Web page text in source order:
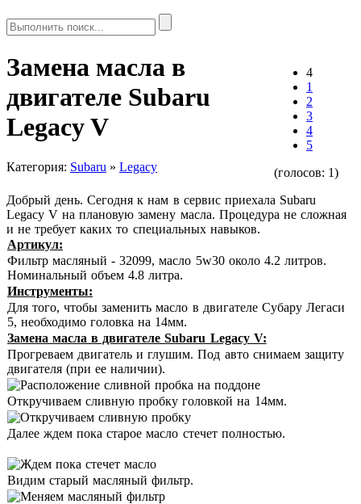
4
1
2
3
4
5
(голосов: 1)
Замена масла в
двигателе Subaru
Legacy V
Категория: Subaru » Legacy
Добрый день. Сегодня к нам в сервис приехала Subaru
Legacy V на плановую замену масла. Процедура не сложная
и не требует каких то специальных навыков.
Артикул:
Фильтр масляный - 32099, масло 5w30 около 4.2 литров.
Номинальный объем 4.8 литра.
Инструменты:
Для того, чтобы заменить масло в двигателе Субару Легаси
5, необходимо головка на 14мм.
Замена масла в двигателе Subaru Legacy V:
Прогреваем двигатель и глушим. Под авто снимаем защиту
двигателя (при ее наличии).
Откручиваем сливную пробку головкой на 14мм.
Далее ждем пока старое масло стечет полностью.
Видим старый масляный фильтр.